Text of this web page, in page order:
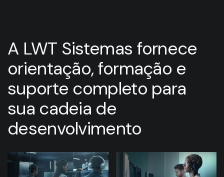
A LWT Sistemas fornece
orientação, formação e
suporte completo para
sua cadeia de
desenvolvimento